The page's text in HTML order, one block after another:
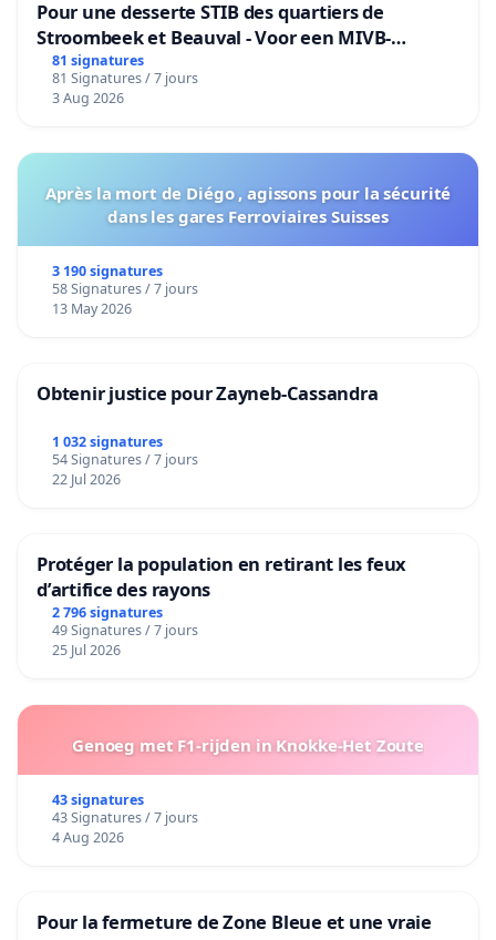
Pour une desserte STIB des quartiers de
Stroombeek et Beauval - Voor een MIVB-
bediening van de wijken Strombeek en Het
Voor
81 signatures
81 Signatures / 7 jours
3 Aug 2026
Après la mort de Diégo , agissons pour la sécurité
dans les gares Ferroviaires Suisses
3 190 signatures
58 Signatures / 7 jours
13 May 2026
Obtenir justice pour Zayneb-Cassandra
1 032 signatures
54 Signatures / 7 jours
22 Jul 2026
Protéger la population en retirant les feux
d’artifice des rayons
2 796 signatures
49 Signatures / 7 jours
25 Jul 2026
Genoeg met F1-rijden in Knokke-Het Zoute
43 signatures
43 Signatures / 7 jours
4 Aug 2026
Pour la fermeture de Zone Bleue et une vraie